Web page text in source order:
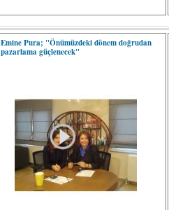
Emine Pura; "Önümüzdeki dönem doğrudan
pazarlama güçlenecek"